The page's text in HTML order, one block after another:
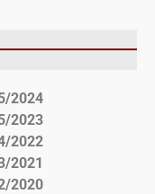
2024
2023
2022
2021
2020